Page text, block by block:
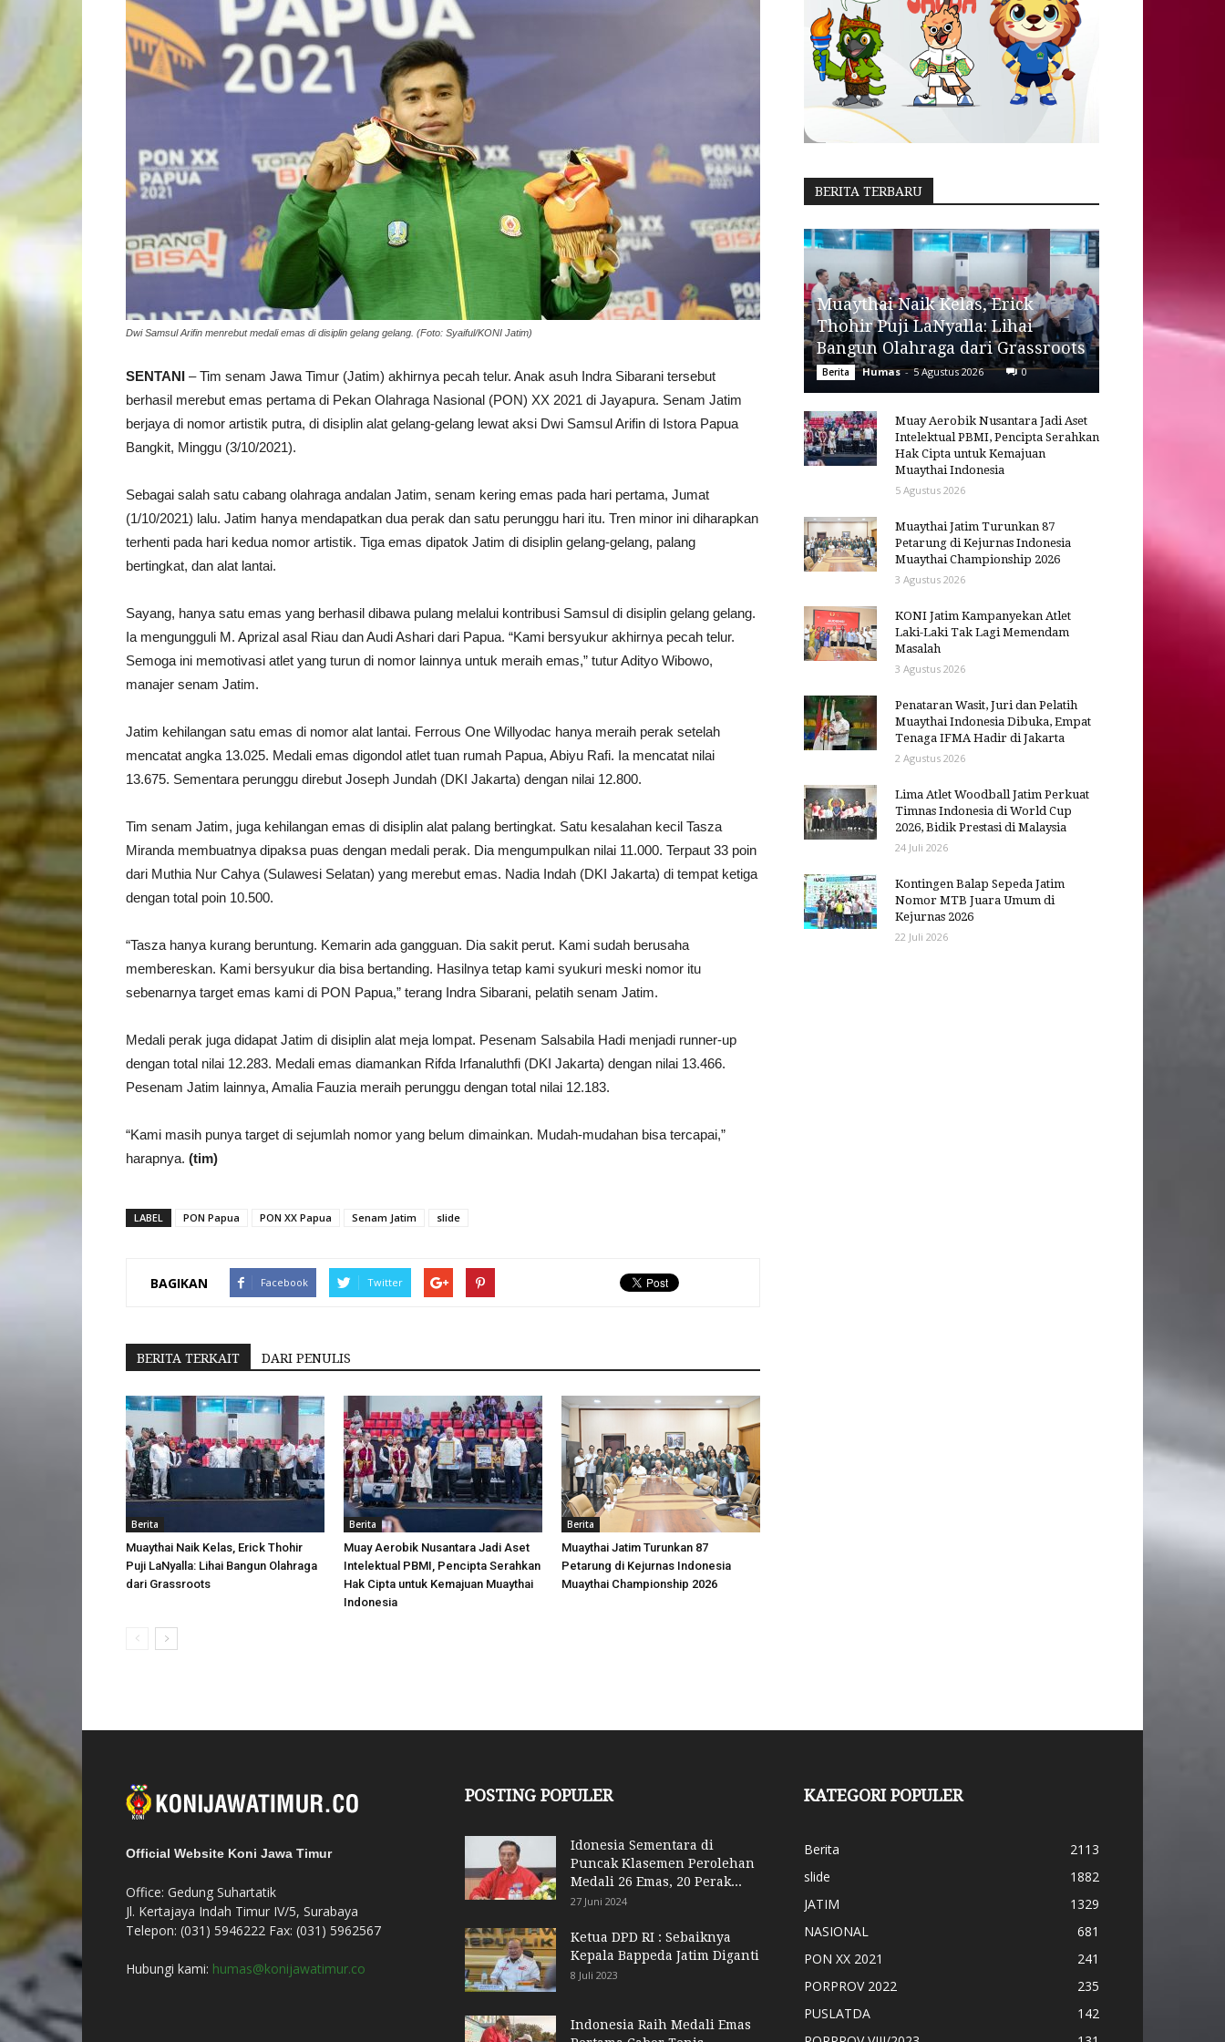
Dwi Samsul Arifin menrebut medali emas di disiplin gelang gelang. (Foto: Syaiful/KONI Jatim)
SENTANI – Tim senam Jawa Timur (Jatim) akhirnya pecah telur. Anak asuh Indra Sibarani tersebut
berhasil merebut emas pertama di Pekan Olahraga Nasional (PON) XX 2021 di Jayapura. Senam Jatim
berjaya di nomor artistik putra, di disiplin alat gelang-gelang lewat aksi Dwi Samsul Arifin di Istora Papua
Bangkit, Minggu (3/10/2021).
Sebagai salah satu cabang olahraga andalan Jatim, senam kering emas pada hari pertama, Jumat
(1/10/2021) lalu. Jatim hanya mendapatkan dua perak dan satu perunggu hari itu. Tren minor ini diharapkan
terhenti pada hari kedua nomor artistik. Tiga emas dipatok Jatim di disiplin gelang-gelang, palang
bertingkat, dan alat lantai.
Sayang, hanya satu emas yang berhasil dibawa pulang melalui kontribusi Samsul di disiplin gelang gelang.
Ia mengungguli M. Aprizal asal Riau dan Audi Ashari dari Papua. “Kami bersyukur akhirnya pecah telur.
Semoga ini memotivasi atlet yang turun di nomor lainnya untuk meraih emas,” tutur Adityo Wibowo,
manajer senam Jatim.
Jatim kehilangan satu emas di nomor alat lantai. Ferrous One Willyodac hanya meraih perak setelah
mencatat angka 13.025. Medali emas digondol atlet tuan rumah Papua, Abiyu Rafi. Ia mencatat nilai
13.675. Sementara perunggu direbut Joseph Jundah (DKI Jakarta) dengan nilai 12.800.
Tim senam Jatim, juga kehilangan emas di disiplin alat palang bertingkat. Satu kesalahan kecil Tasza
Miranda membuatnya dipaksa puas dengan medali perak. Dia mengumpulkan nilai 11.000. Terpaut 33 poin
dari Muthia Nur Cahya (Sulawesi Selatan) yang merebut emas. Nadia Indah (DKI Jakarta) di tempat ketiga
dengan total poin 10.500.
“Tasza hanya kurang beruntung. Kemarin ada gangguan. Dia sakit perut. Kami sudah berusaha
membereskan. Kami bersyukur dia bisa bertanding. Hasilnya tetap kami syukuri meski nomor itu
sebenarnya target emas kami di PON Papua,” terang Indra Sibarani, pelatih senam Jatim.
Medali perak juga didapat Jatim di disiplin alat meja lompat. Pesenam Salsabila Hadi menjadi runner-up
dengan total nilai 12.283. Medali emas diamankan Rifda Irfanaluthfi (DKI Jakarta) dengan nilai 13.466.
Pesenam Jatim lainnya, Amalia Fauzia meraih perunggu dengan total nilai 12.183.
“Kami masih punya target di sejumlah nomor yang belum dimainkan. Mudah-mudahan bisa tercapai,”
harapnya. (tim)
LABEL PON Papua PON XX Papua Senam Jatim slide
BAGIKAN Facebook Twitter
BERITA TERKAIT DARI PENULIS
Berita
Muaythai Naik Kelas, Erick Thohir
Puji LaNyalla: Lihai Bangun Olahraga
dari Grassroots
Berita
Muay Aerobik Nusantara Jadi Aset
Intelektual PBMI, Pencipta Serahkan
Hak Cipta untuk Kemajuan Muaythai
Indonesia
Berita
Muaythai Jatim Turunkan 87
Petarung di Kejurnas Indonesia
Muaythai Championship 2026
BERITA TERBARU
Muaythai Naik Kelas, Erick
Thohir Puji LaNyalla: Lihai
Bangun Olahraga dari Grassroots
Berita Humas - 5 Agustus 2026 0
Muay Aerobik Nusantara Jadi Aset
Intelektual PBMI, Pencipta Serahkan
Hak Cipta untuk Kemajuan
Muaythai Indonesia
5 Agustus 2026
Muaythai Jatim Turunkan 87
Petarung di Kejurnas Indonesia
Muaythai Championship 2026
3 Agustus 2026
KONI Jatim Kampanyekan Atlet
Laki-Laki Tak Lagi Memendam
Masalah
3 Agustus 2026
Penataran Wasit, Juri dan Pelatih
Muaythai Indonesia Dibuka, Empat
Tenaga IFMA Hadir di Jakarta
2 Agustus 2026
Lima Atlet Woodball Jatim Perkuat
Timnas Indonesia di World Cup
2026, Bidik Prestasi di Malaysia
24 Juli 2026
Kontingen Balap Sepeda Jatim
Nomor MTB Juara Umum di
Kejurnas 2026
22 Juli 2026
Official Website Koni Jawa Timur
Office: Gedung Suhartatik
Jl. Kertajaya Indah Timur IV/5, Surabaya
Telepon: (031) 5946222 Fax: (031) 5962567
Hubungi kami: humas@konijawatimur.co
POSTING POPULER
Idonesia Sementara di
Puncak Klasemen Perolehan
Medali 26 Emas, 20 Perak...
27 Juni 2024
Ketua DPD RI : Sebaiknya
Kepala Bappeda Jatim Diganti
8 Juli 2023
Indonesia Raih Medali Emas
KATEGORI POPULER
Berita
2113
slide
1882
JATIM
1329
NASIONAL
681
PON XX 2021
241
PORPROV 2022
235
PUSLATDA
142